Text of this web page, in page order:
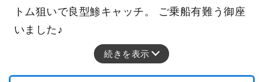
トム狙いで良型鯵キャッチ。 ご乗船有難う御座
いました♪
続きを表示